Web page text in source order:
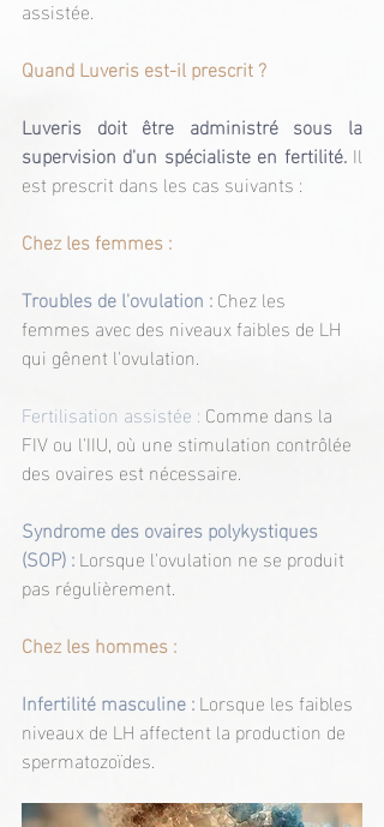
assistée.
Quand Luveris est-il prescrit ?
Luveris doit être administré sous la
supervision d'un spécialiste en fertilité. Il
est prescrit dans les cas suivants :
Chez les femmes :
Troubles de l'ovulation : Chez les
femmes avec des niveaux faibles de LH
qui gênent l'ovulation.
Fertilisation assistée : Comme dans la
FIV ou l'IIU, où une stimulation contrôlée
des ovaires est nécessaire.
Syndrome des ovaires polykystiques
(SOP) : Lorsque l'ovulation ne se produit
pas régulièrement.
Chez les hommes :
Infertilité masculine : Lorsque les faibles
niveaux de LH affectent la production de
spermatozoïdes.